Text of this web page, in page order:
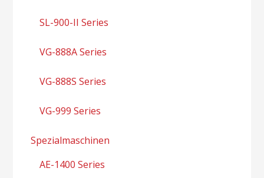
SL-900-II Series
VG-888A Series
VG-888S Series
VG-999 Series
Spezialmaschinen
AE-1400 Series